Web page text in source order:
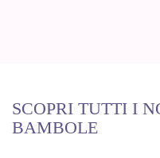
SCOPRI TUTTI I
BAMBOLE